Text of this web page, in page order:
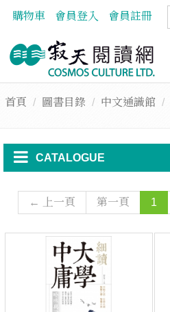
購物車 會員登入 會員註冊
首頁 圖書目錄 中文通識館
CATALOGUE
← 上一頁 第一頁 1